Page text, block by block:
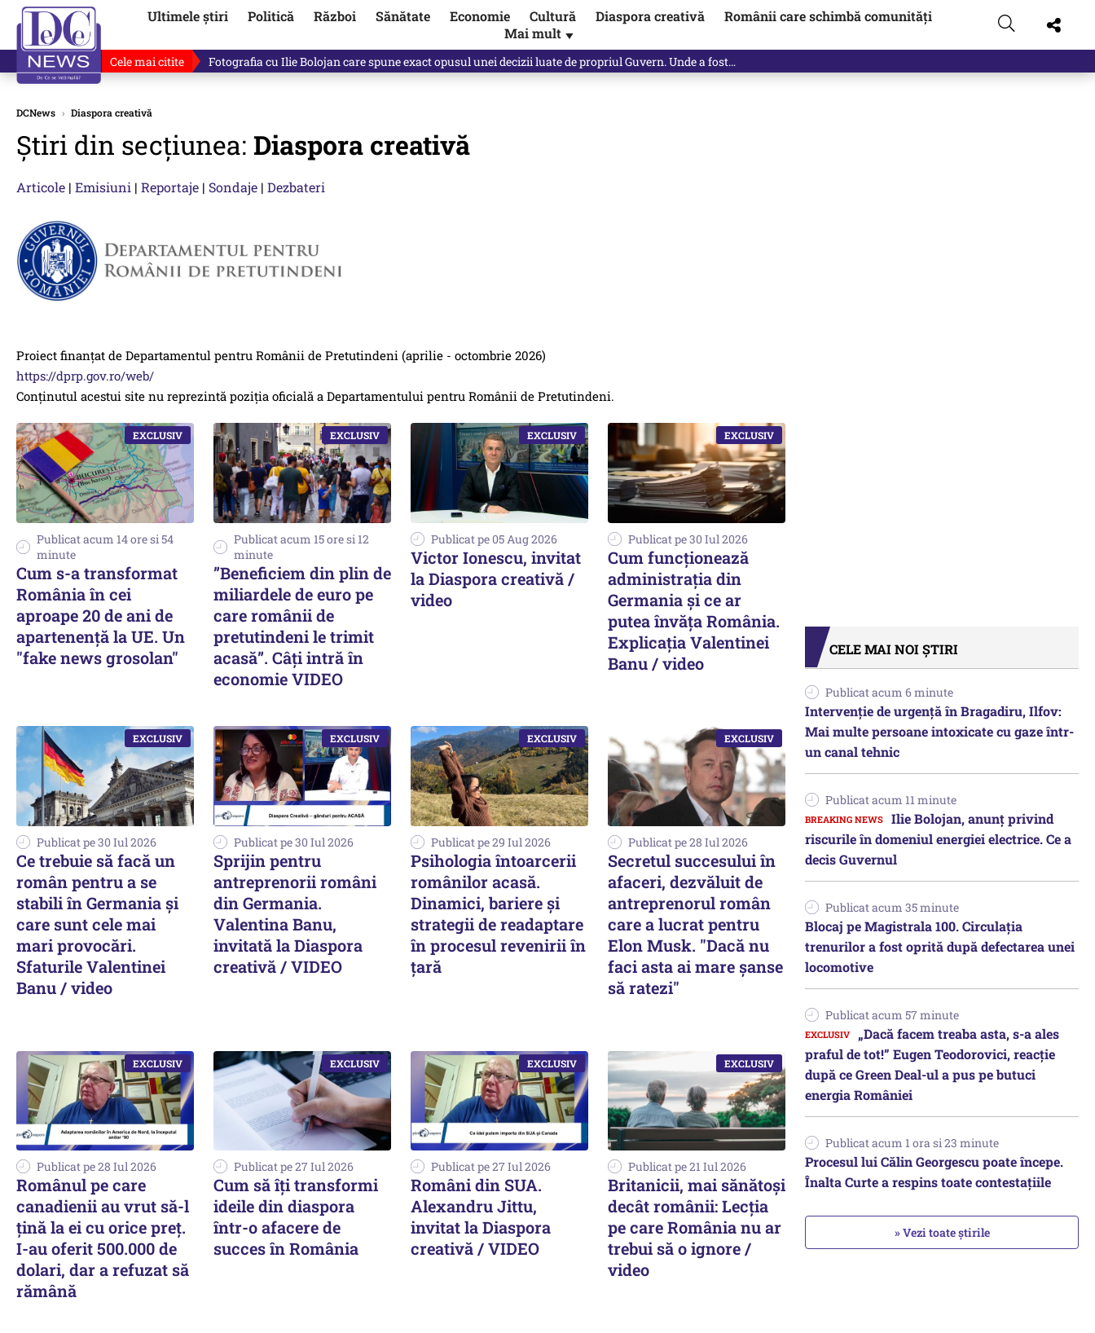
Ultimele știri Politică Război Sănătate Economie Cultură Diaspora creativă
Românii care schimbă comunități
Mai mult ▼
Cele mai citite De ce minte Ilie Bolojan? Ce spune Mircea Badea: E o minciună de mari proporții
DCNews › Diaspora creativă
Știri din secțiunea: Diaspora creativă
Articole | Emisiuni | Reportaje | Sondaje | Dezbateri
Proiect finanţat de Departamentul pentru Românii de Pretutindeni (aprilie - octombrie 2026)
https://dprp.gov.ro/web/
Conţinutul acestui site nu reprezintă poziţia oficială a Departamentului pentru Românii de Pretutindeni.
Publicat acum 14 ore si 54
minute
Cum s-a transformat
România în cei
aproape 20 de ani de
apartenență la UE. Un
"fake news grosolan"
Publicat acum 15 ore si 12
minute
”Beneficiem din plin de
miliardele de euro pe
care românii de
pretutindeni le trimit
acasă”. Câți intră în
economie VIDEO
Publicat pe 05 Aug 2026
Victor Ionescu, invitat
la Diaspora creativă /
video
Publicat pe 30 Iul 2026
Cum funcționează
administrația din
Germania și ce ar
putea învăța România.
Explicația Valentinei
Banu / video
Publicat pe 30 Iul 2026
Ce trebuie să facă un
român pentru a se
stabili în Germania și
care sunt cele mai
mari provocări.
Sfaturile Valentinei
Banu / video
Publicat pe 30 Iul 2026
Sprijin pentru
antreprenorii români
din Germania.
Valentina Banu,
invitată la Diaspora
creativă / VIDEO
Publicat pe 29 Iul 2026
Psihologia întoarcerii
românilor acasă.
Dinamici, bariere și
strategii de readaptare
în procesul revenirii în
țară
Publicat pe 28 Iul 2026
Secretul succesului în
afaceri, dezvăluit de
antreprenorul român
care a lucrat pentru
Elon Musk. "Dacă nu
faci asta ai mare șanse
să ratezi"
Publicat pe 28 Iul 2026
Românul pe care
canadienii au vrut să-l
țină la ei cu orice preț.
I-au oferit 500.000 de
dolari, dar a refuzat să
rămână
Publicat pe 27 Iul 2026
Cum să îți transformi
ideile din diaspora
într-o afacere de
succes în România
Publicat pe 27 Iul 2026
Români din SUA.
Alexandru Jittu,
invitat la Diaspora
creativă / VIDEO
Publicat pe 21 Iul 2026
Britanicii, mai sănătoși
decât românii: Lecția
pe care România nu ar
trebui să o ignore /
video
CELE MAI NOI ȘTIRI
Publicat acum 6 minute
Intervenție de urgență în Bragadiru, Ilfov:
Mai multe persoane intoxicate cu gaze într-
un canal tehnic
Publicat acum 11 minute
Ilie Bolojan, anunț privind
riscurile în domeniul energiei electrice. Ce a
decis Guvernul
Publicat acum 35 minute
Blocaj pe Magistrala 100. Circulația
trenurilor a fost oprită după defectarea unei
locomotive
Publicat acum 57 minute
„Dacă facem treaba asta, s-a ales
praful de tot!” Eugen Teodorovici, reacție
după ce Green Deal-ul a pus pe butuci
energia României
Publicat acum 1 ora si 23 minute
Procesul lui Călin Georgescu poate începe.
Înalta Curte a respins toate contestațiile
» Vezi toate știrile